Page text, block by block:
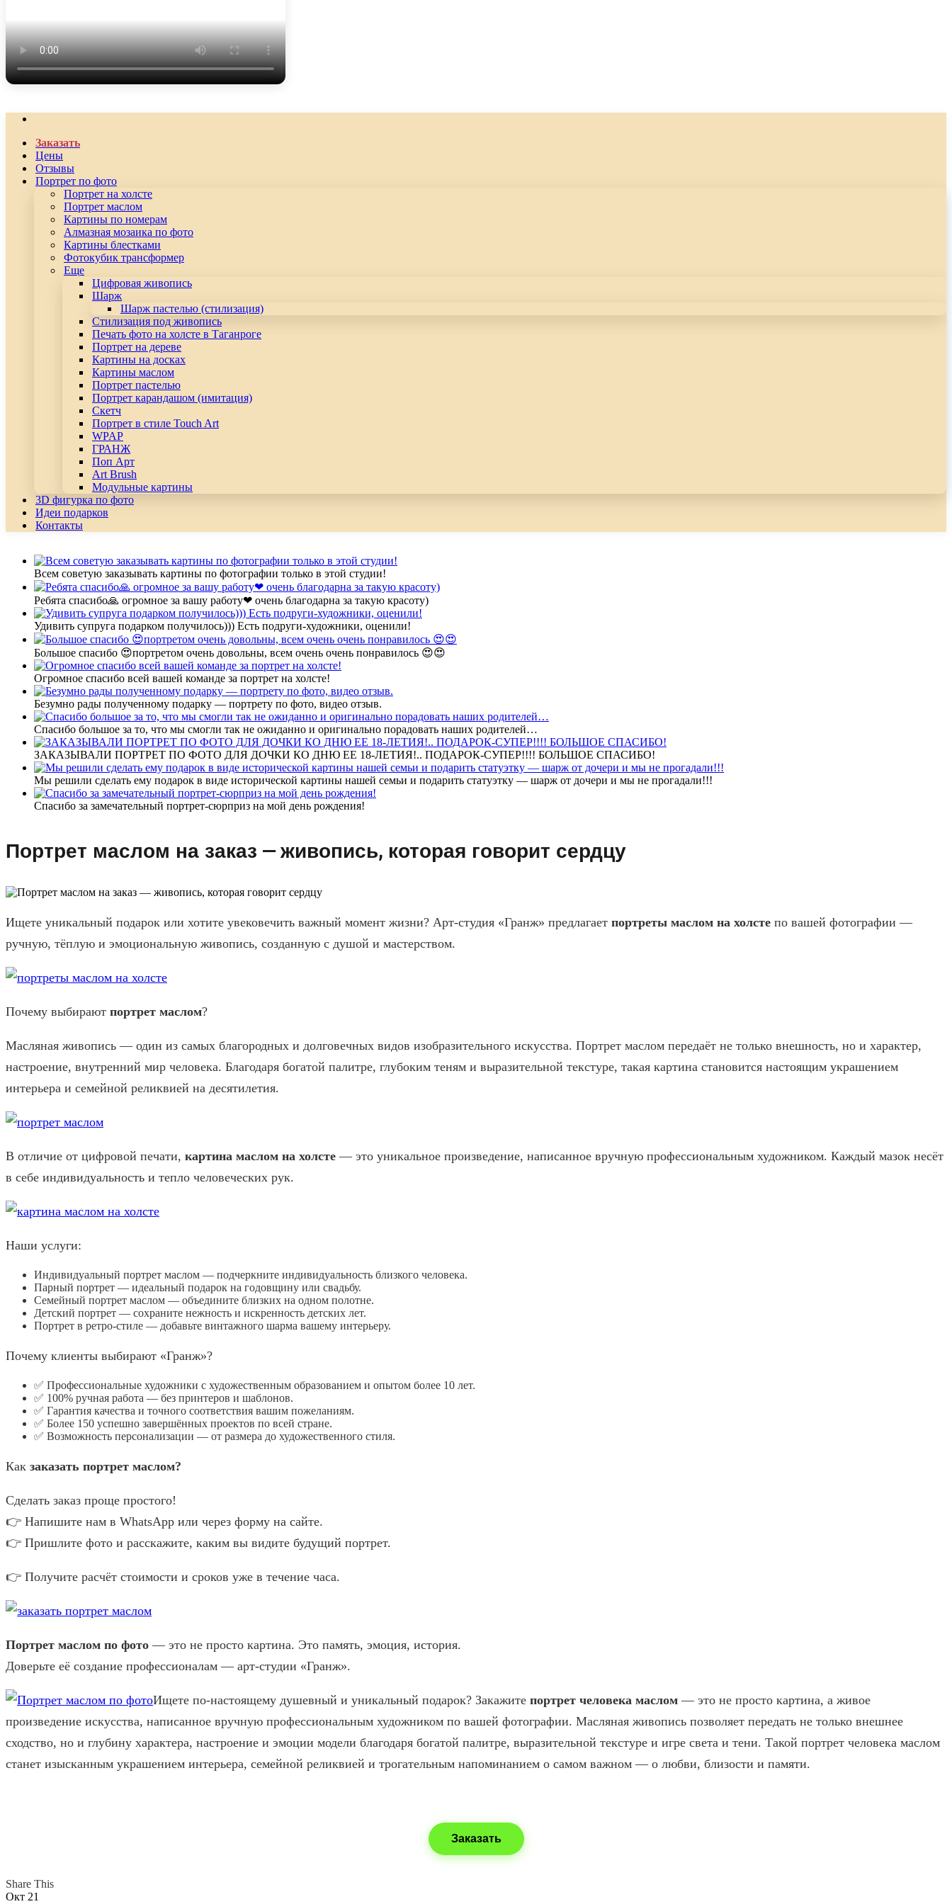
Заказать
Цены
Отзывы
Портрет по фото
Портрет на холсте
Портрет маслом
Картины по номерам
Алмазная мозаика по фото
Картины блестками
Фотокубик трансформер
Еще
Цифровая живопись
Шарж
Шарж пастелью (стилизация)
Стилизация под живопись
Печать фото на холсте в Таганроге
Портрет на дереве
Картины на досках
Картины маслом
Портрет пастелью
Портрет карандашом (имитация)
Скетч
Портрет в стиле Touch Art
WPAP
ГРАНЖ
Поп Арт
Art Brush
Модульные картины
3D фигурка по фото
Идеи подарков
Контакты
Всем советую заказывать картины по фотографии только в этой студии!
Ребята спасибо🙏 огромное за вашу работу❤ очень благодарна за такую красоту)
Удивить супруга подарком получилось))) Есть подруги-художники, оценили!
Большое спасибо 😍портретом очень довольны, всем очень очень понравилось 😍😍
Огромное спасибо всей вашей команде за портрет на холсте!
Безумно рады полученному подарку — портрету по фото, видео отзыв.
Спасибо большое за то, что мы смогли так не ожиданно и оригинально порадовать наших родителей…
ЗАКАЗЫВАЛИ ПОРТРЕТ ПО ФОТО ДЛЯ ДОЧКИ КО ДНЮ ЕЕ 18-ЛЕТИЯ!.. ПОДАРОК-СУПЕР!!!! БОЛЬШОЕ СПАСИБО!
Мы решили сделать ему подарок в виде исторической картины нашей семьи и подарить статуэтку — шарж от дочери и мы не прогадали!!!
Спасибо за замечательный портрет-сюрприз на мой день рождения!
Портрет маслом на заказ — живопись, которая говорит сердцу
Ищете уникальный подарок или хотите увековечить важный момент жизни? Арт-студия «Гранж» предлагает портреты маслом на холсте по вашей фотографии —
ручную, тёплую и эмоциональную живопись, созданную с душой и мастерством.
Почему выбирают портрет маслом?
Масляная живопись — один из самых благородных и долговечных видов изобразительного искусства. Портрет маслом передаёт не только внешность, но и характер,
настроение, внутренний мир человека. Благодаря богатой палитре, глубоким теням и выразительной текстуре, такая картина становится настоящим украшением
интерьера и семейной реликвией на десятилетия.
В отличие от цифровой печати, картина маслом на холсте — это уникальное произведение, написанное вручную профессиональным художником. Каждый мазок несёт
в себе индивидуальность и тепло человеческих рук.
Наши услуги:
Индивидуальный портрет маслом — подчеркните индивидуальность близкого человека.
Парный портрет — идеальный подарок на годовщину или свадьбу.
Семейный портрет маслом — объедините близких на одном полотне.
Детский портрет — сохраните нежность и искренность детских лет.
Портрет в ретро-стиле — добавьте винтажного шарма вашему интерьеру.
Почему клиенты выбирают «Гранж»?
✅ Профессиональные художники с художественным образованием и опытом более 10 лет.
✅ 100% ручная работа — без принтеров и шаблонов.
✅ Гарантия качества и точного соответствия вашим пожеланиям.
✅ Более 150 успешно завершённых проектов по всей стране.
✅ Возможность персонализации — от размера до художественного стиля.
Как заказать портрет маслом?
Сделать заказ проще простого!
👉 Напишите нам в WhatsApp или через форму на сайте.
👉 Пришлите фото и расскажите, каким вы видите будущий портрет.
👉 Получите расчёт стоимости и сроков уже в течение часа.
Портрет маслом по фото — это не просто картина. Это память, эмоция, история.
Доверьте её создание профессионалам — арт-студии «Гранж».
Ищете по-настоящему душевный и уникальный подарок? Закажите портрет человека маслом — это не просто картина, а живое
произведение искусства, написанное вручную профессиональным художником по вашей фотографии. Масляная живопись позволяет передать не только внешнее
сходство, но и глубину характера, настроение и эмоции модели благодаря богатой палитре, выразительной текстуре и игре света и тени. Такой портрет человека маслом
станет изысканным украшением интерьера, семейной реликвией и трогательным напоминанием о самом важном — о любви, близости и памяти.
Заказать
Share This
Окт 21